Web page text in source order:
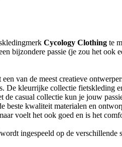
Cycology Clothing te
bijzondere passie (je zou het ook
van de meest creatieve
De kleurrijke collectie fietskleding
de casual collectie kun je jouw
kwaliteit materialen en
voelt het ook goed en is het
ingespeeld op de verschillende